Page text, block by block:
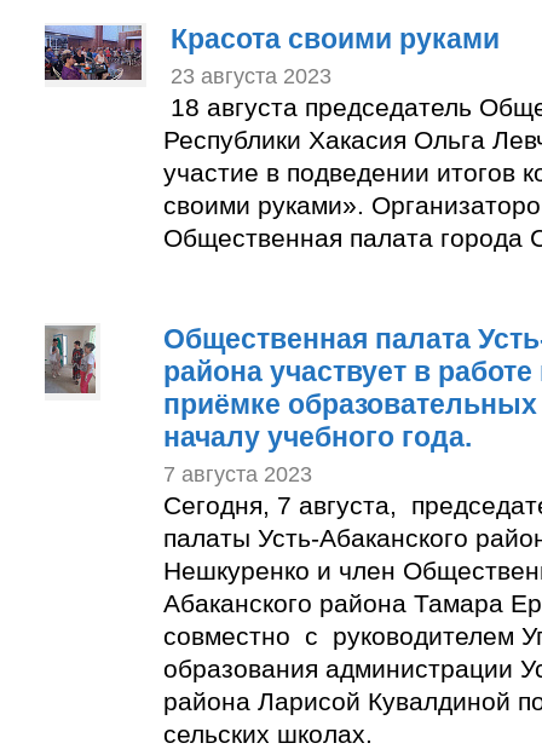
Красота своими руками
23 августа 2023
18 августа председатель
Республики Хакасия Ольга
участие в подведении итогов
своими руками».
Общественная палата города
Общественная палата
района участвует в
приёмке образовательных
началу учебного года.
7 августа 2023
Сегодня, 7 августа,
палаты Усть-Абаканского
Нешкуренко и член
Абаканского района Тамара
совместно с руководителем
образования администрации
района Ларисой Кувалдиной
сельских школах.